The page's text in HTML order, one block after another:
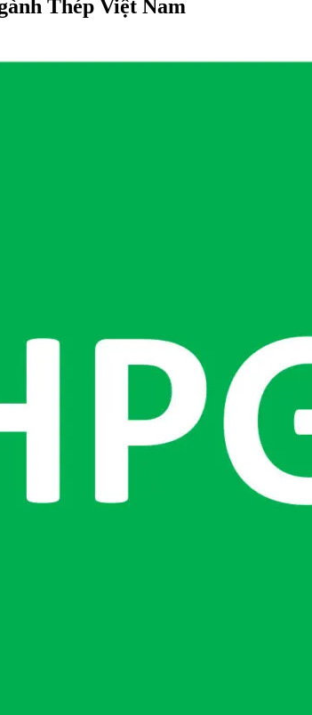
Thép Việt Nam